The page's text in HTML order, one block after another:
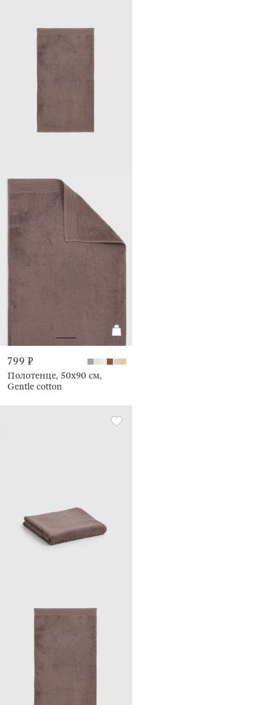
799 ₽
Полотенце, 50х90 см,
Gentle cotton